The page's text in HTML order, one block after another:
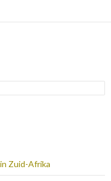
Zuid-Afrika